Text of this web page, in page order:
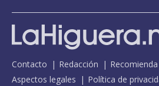
Contacto Redacción Recomienda
Aspectos legales
Política de